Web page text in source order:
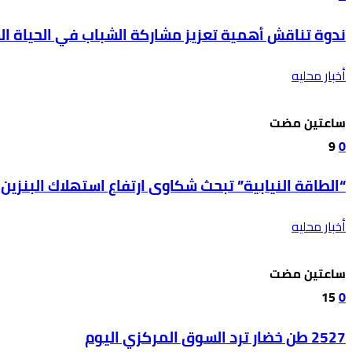
ندوة تناقش أهمية تعزيز مشاركة الشباب في الحياة
أخبار محليه
‫‫‫‏‫ساعتين مضت‬
0
9
“الطاقة النيابية” تبحث شكاوى ارتفاع استهلاك البنزين
أخبار محليه
‫‫‫‏‫ساعتين مضت‬
0
15
2527 طن خضار ترد السوق المركزي اليوم